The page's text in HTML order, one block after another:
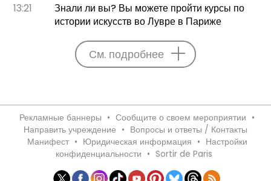
13:21
Знали ли вы? Вы можете пройти курсы по
истории искусств во Лувре в Париже
См. подробнее
Рекламные баннеры • Сообщите о своем мероприятии •
Направить учреждение • Вопросы и ответы / Контакты
Манифест • Юридическая информация • Настройки
конфиденциальности • Sortir de Paris